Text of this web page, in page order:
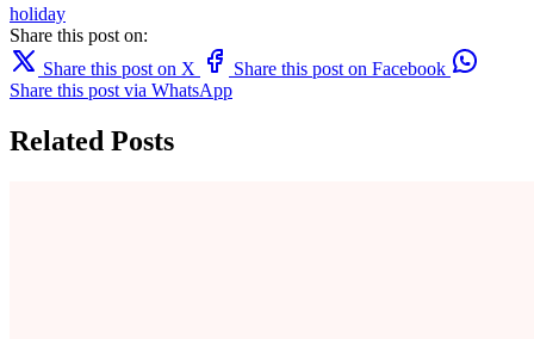
holiday
Share this post on:
Share this post on X
Share this post on Facebook
Share this post via WhatsApp
Related Posts